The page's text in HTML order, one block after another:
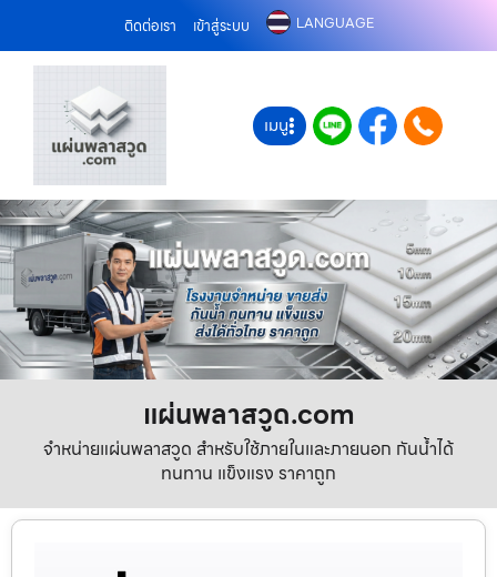
ติดต่อเรา เข้าสู่ระบบ LANGUAGE
เมนู
แผ่นพลาสวูด.com
จำหน่ายแผ่นพลาสวูด สำหรับใช้ภายในและภายนอก กันน้ำได้
ทนทาน แข็งแรง ราคาถูก